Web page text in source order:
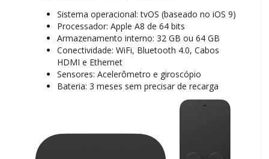
Sistema operacional: tvOS (baseado no iOS 9)
Processador: Apple A8 de 64 bits
Armazenamento interno: 32 GB ou 64 GB
Conectividade: WiFi, Bluetooth 4.0, Cabos
HDMI e Ethernet
Sensores: Acelerômetro e giroscópio
Bateria: 3 meses sem precisar de recarga